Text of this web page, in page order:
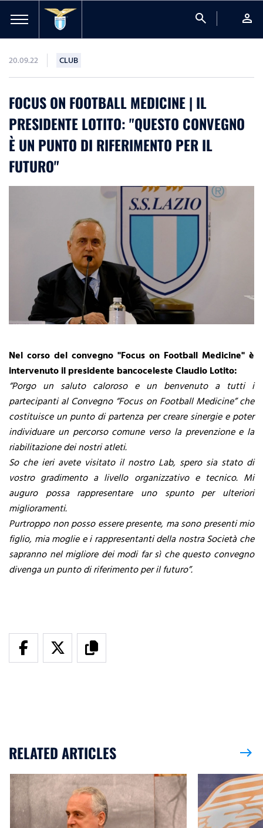
search person
20.09.22 CLUB
FOCUS ON FOOTBALL MEDICINE | IL
PRESIDENTE LOTITO: "QUESTO CONVEGNO
È UN PUNTO DI RIFERIMENTO PER IL
FUTURO"
Nel corso del convegno "Focus on Football Medicine" è
intervenuto il presidente bancoceleste Claudio Lotito:
“Porgo un saluto caloroso e un benvenuto a tutti i
partecipanti al Convegno “Focus on Football Medicine” che
costituisce un punto di partenza per creare sinergie e poter
individuare un percorso comune verso la prevenzione e la
riabilitazione dei nostri atleti.
So che ieri avete visitato il nostro Lab, spero sia stato di
vostro gradimento a livello organizzativo e tecnico. Mi
auguro possa rappresentare uno spunto per ulteriori
miglioramenti.
Purtroppo non posso essere presente, ma sono presenti mio
figlio, mia moglie e i rappresentanti della nostra Società che
sapranno nel migliore dei modi far sì che questo convegno
divenga un punto di riferimento per il futuro”.
RELATED ARTICLES east